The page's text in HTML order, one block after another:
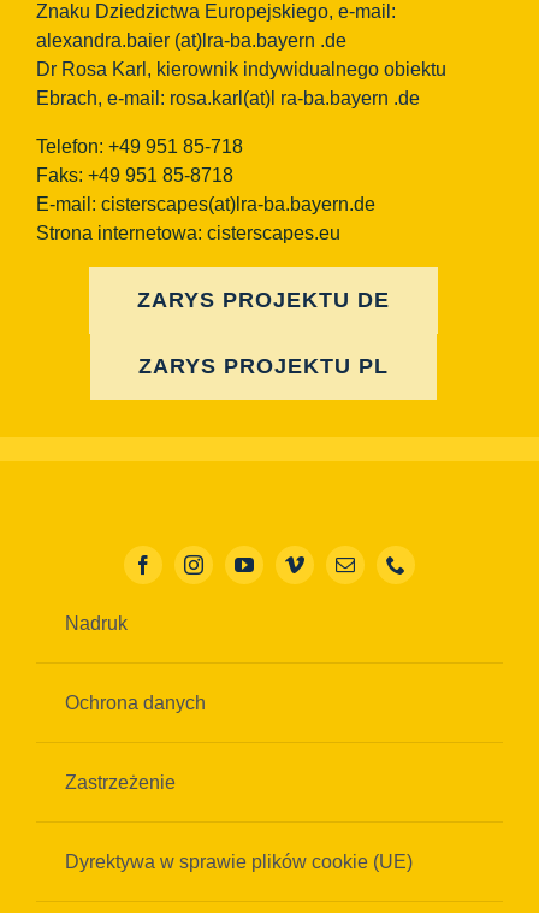
Znaku Dziedzictwa Europejskiego, e-mail:
alexandra.baier (at)lra-ba.bayern .de
Dr Rosa Karl, kierownik indywidualnego obiektu
Ebrach, e-mail: rosa.karl(at)l ra-ba.bayern .de
Telefon: +49 951 85-718
Faks: +49 951 85-8718
E-mail: cisterscapes(at)lra-ba.bayern.de
Strona internetowa: cisterscapes.eu
ZARYS PROJEKTU DE
ZARYS PROJEKTU PL
Nadruk
Ochrona danych
Zastrzeżenie
Dyrektywa w sprawie plików cookie (UE)